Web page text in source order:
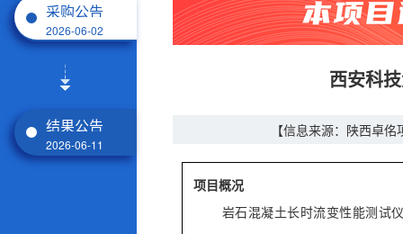
采购公告
2026-06-02
结果公告
2026-06-11
西安科
【信息来源：陕西卓
项目概况
岩石混凝土长时流变性能测试